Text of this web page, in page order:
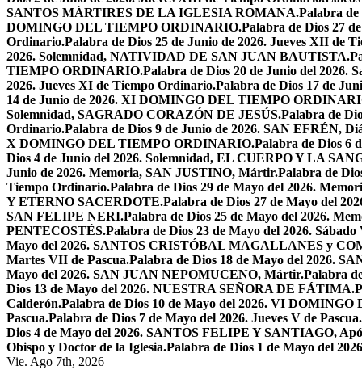
SANTOS MÁRTIRES DE LA IGLESIA ROMANA.Palabra de
DOMINGO DEL TIEMPO ORDINARIO.Palabra de Dios 27
Ordinario.Palabra de Dios 25 de Junio de 2026. Jueves XII de
2026. Solemnidad, NATIVIDAD DE SAN JUAN BAUTISTA.
TIEMPO ORDINARIO.Palabra de Dios 20 de Junio del 2026.
2026. Jueves XI de Tiempo Ordinario.Palabra de Dios 17 de
14 de Junio de 2026. XI DOMINGO DEL TIEMPO
Solemnidad, SAGRADO CORAZÓN DE JESÚS.Palabra de
Ordinario.Palabra de Dios 9 de Junio de 2026. SAN EFRÉN,
X DOMINGO DEL TIEMPO ORDINARIO.Palabra de Dios 6
Dios 4 de Junio del 2026. Solemnidad, EL CUERPO Y LA
Junio de 2026. Memoria, SAN JUSTINO, Mártir.Palabra de
Tiempo Ordinario.Palabra de Dios 29 de Mayo del 2026.
Y ETERNO SACERDOTE.Palabra de Dios 27 de Mayo del
SAN FELIPE NERI.Palabra de Dios 25 de Mayo del 2026.
PENTECOSTÉS.Palabra de Dios 23 de Mayo del 2026.
Mayo del 2026. SANTOS CRISTÓBAL MAGALLANES y
Martes VII de Pascua.Palabra de Dios 18 de Mayo del 2026.
Mayo del 2026. SAN JUAN NEPOMUCENO, Mártir.Palabra
Dios 13 de Mayo del 2026. NUESTRA SEÑORA DE FÁTIMA.
Calderón.Palabra de Dios 10 de Mayo del 2026. VI DOMINGO
Pascua.Palabra de Dios 7 de Mayo del 2026. Jueves V de Pascua.
Dios 4 de Mayo del 2026. SANTOS FELIPE Y SANTIAGO,
Obispo y Doctor de la Iglesia.Palabra de Dios 1 de Mayo del
Vie. Ago 7th, 2026